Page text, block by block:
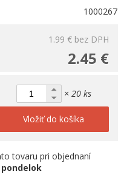
1000267
1.99 € bez DPH
2.45 €
× 20 ks
Vložiť do košíka
tovaru pri objednaní
pondelok